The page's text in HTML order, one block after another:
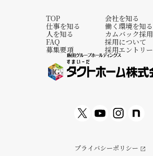
TOP
会社を知る
仕事を知る
働く環境を知る
人を知る
カムバック採用
FAQ
採用について
募集要項
採用エントリー
プライバシーポリシー